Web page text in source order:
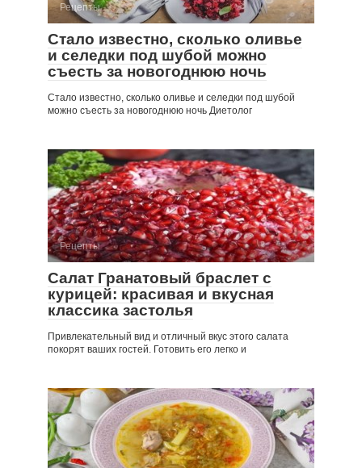
Рецепты
Стало известно, сколько оливье
и селедки под шубой можно
съесть за новогоднюю ночь
Стало известно, сколько оливье и селедки под шубой
можно съесть за новогоднюю ночь Диетолог
Рецепты
Салат Гранатовый браслет с
курицей: красивая и вкусная
классика застолья
Привлекательный вид и отличный вкус этого салата
покорят ваших гостей. Готовить его легко и